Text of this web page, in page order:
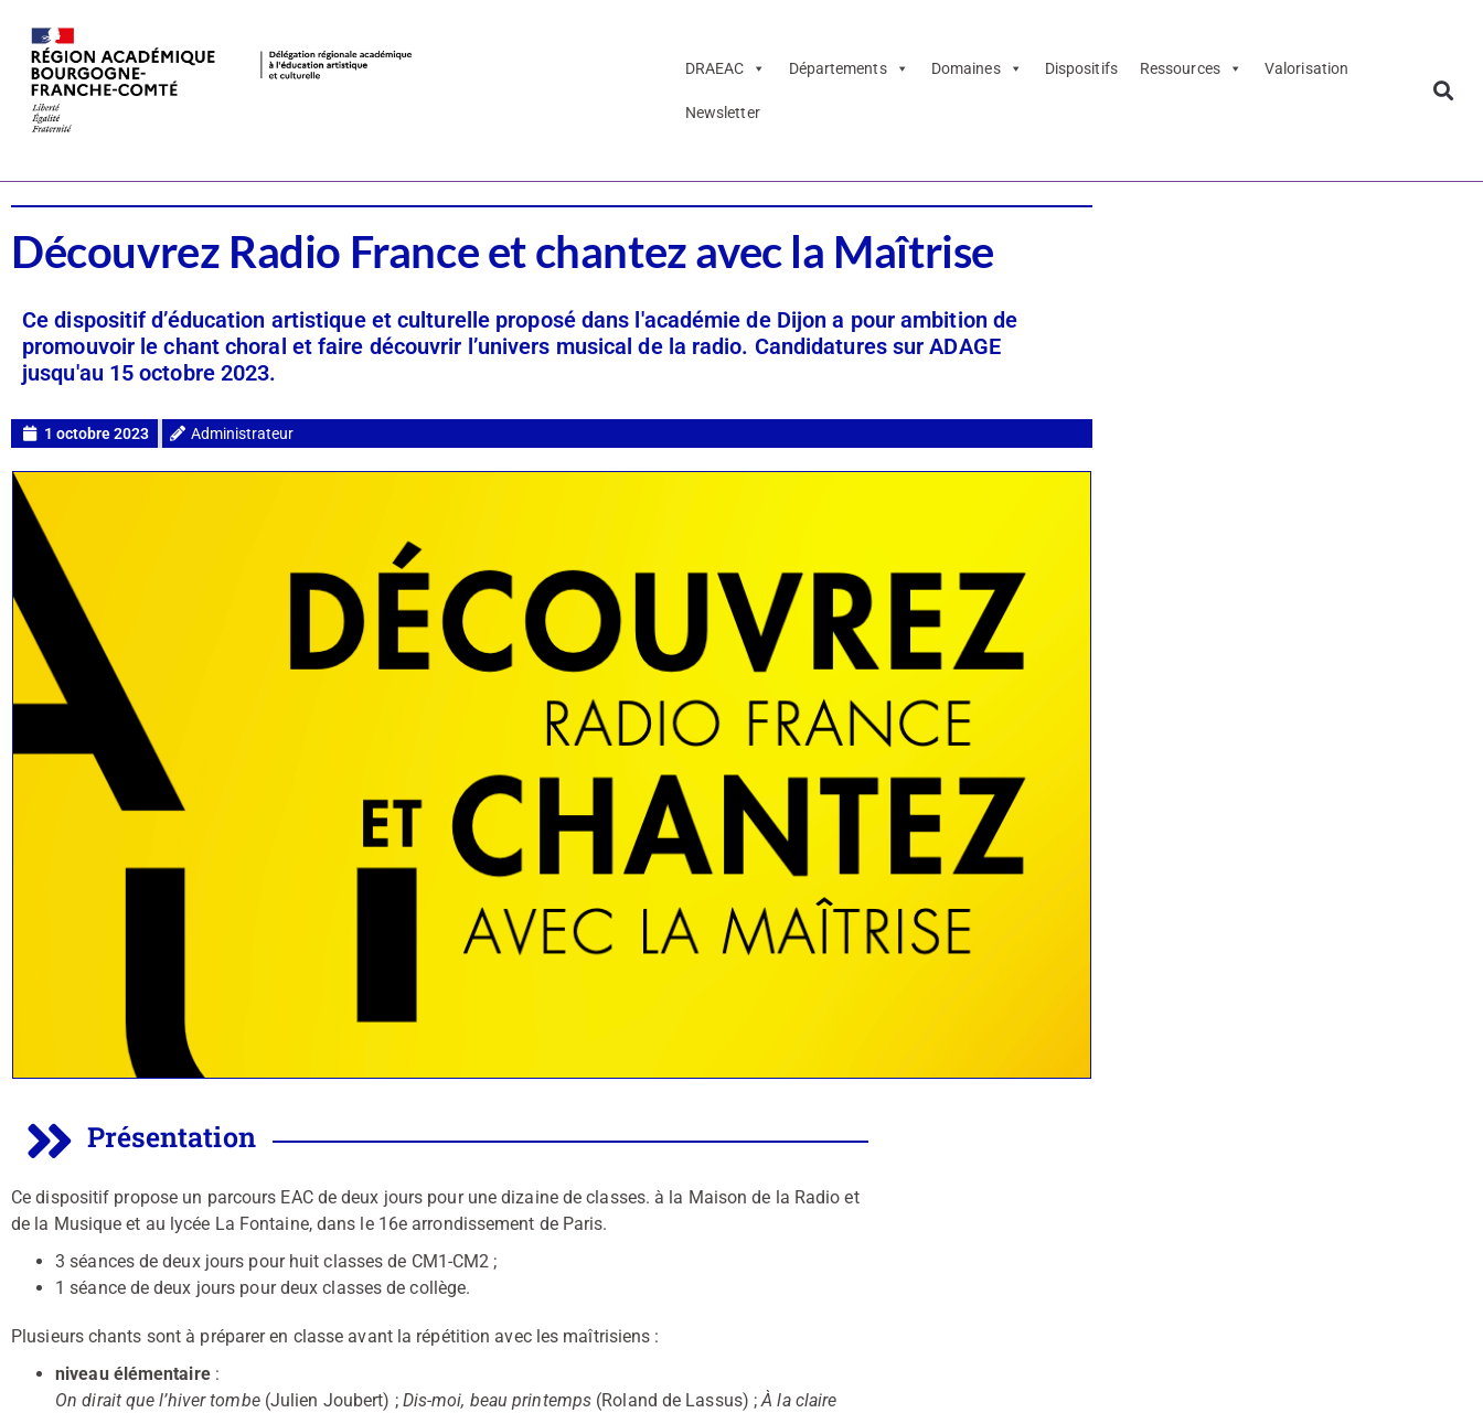
DRAEAC Départements Domaines Dispositifs Ressources Valorisation
Newsletter
Découvrez Radio France et chantez avec la Maîtrise
Ce dispositif d’éducation artistique et culturelle proposé dans l'académie de Dijon a pour ambition de
promouvoir le chant choral et faire découvrir l’univers musical de la radio. Candidatures sur ADAGE
jusqu'au 15 octobre 2023.
1 octobre 2023 Administrateur
Présentation
Ce dispositif propose un parcours EAC de deux jours pour une dizaine de classes. à la Maison de la Radio et
de la Musique et au lycée La Fontaine, dans le 16e arrondissement de Paris.
3 séances de deux jours pour huit classes de CM1-CM2 ;
1 séance de deux jours pour deux classes de collège.
Plusieurs chants sont à préparer en classe avant la répétition avec les maîtrisiens :
niveau élémentaire:
On dirait que l’hiver tombe(Julien Joubert) ; Dis-moi, beau printemps (Roland de Lassus) ;À la claire